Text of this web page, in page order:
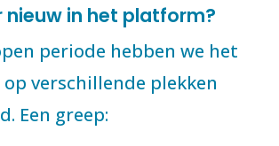
nieuw in het platform?
periode hebben we het
verschillende plekken
Een greep: